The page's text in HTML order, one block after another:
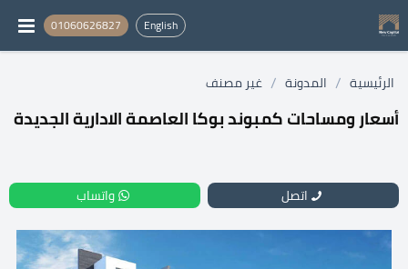
English
01060626827
الرئيسية / المدونة / غير مصنف
أسعار ومساحات كمبوند بوكا العاصمة الادارية الجديدة
اتصل واتساب